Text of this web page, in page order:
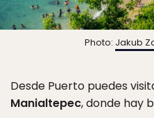
Photo: Jakub
Desde Puerto puedes
Manialtepec, donde hay